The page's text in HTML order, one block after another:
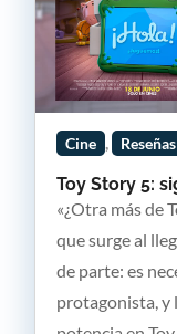
Toy Story 5:
Cine Reseñas
«¿Otra más de
que surge al
de parte: es
protagonista, y